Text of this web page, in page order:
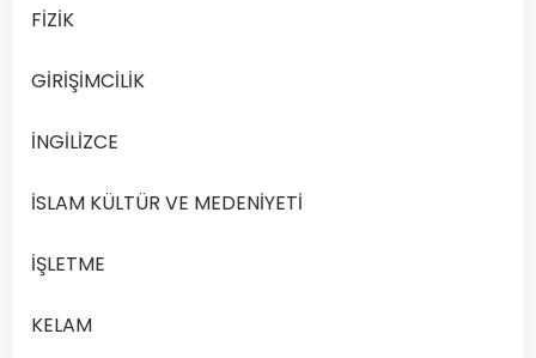
SOSYOLOJİ
FİZİK
GİRİŞİMCİLİK
İNGİLİZCE
İSLAM KÜLTÜR VE MEDENİYETİ
İŞLETME
KELAM